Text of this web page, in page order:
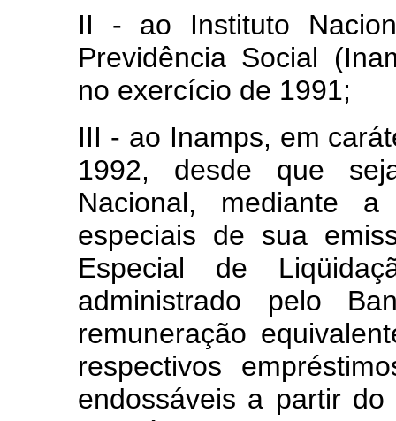
II - ao Instituto
Previdência Social
no exercício de 1991;
III - ao Inamps, em
1992, desde que
Nacional, mediante
especiais de sua
Especial de
administrado pelo
remuneração
respectivos
endossáveis a partir